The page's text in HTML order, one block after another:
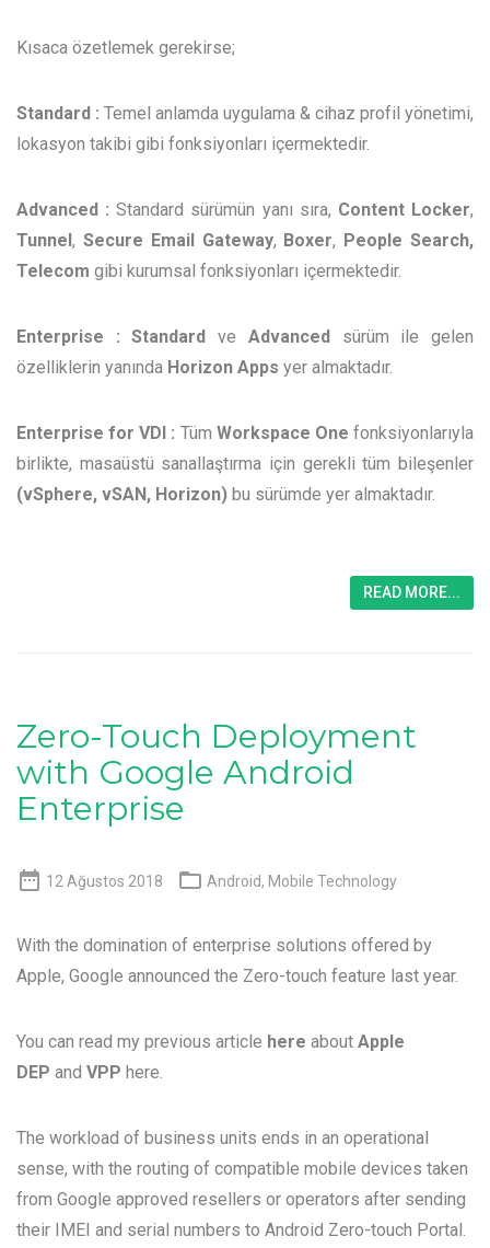
Kısaca özetlemek gerekirse;
Standard : Temel anlamda uygulama & cihaz profil yönetimi,
lokasyon takibi gibi fonksiyonları içermektedir.
Advanced :Standard sürümün yanı sıra, Content Locker,
Tunnel, Secure Email Gateway, Boxer, People Search,
Telecom gibi kurumsal fonksiyonları içermektedir.
Enterprise : Standard ve Advancedsürüm ile gelen
özelliklerin yanında Horizon Apps yer almaktadır.
Enterprise for VDI : Tüm Workspace One fonksiyonlarıyla
birlikte, masaüstü sanallaştırma için gerekli tüm bileşenler
(vSphere, vSAN, Horizon) bu sürümde yer almaktadır.
READ MORE...
Zero-Touch Deployment
with Google Android
Enterprise
 12 Ağustos 2018  Android, Mobile Technology
With the domination of enterprise solutions offered by
Apple, Google announced the Zero-touch feature last year.
You can read my previous article here about Apple
DEP and VPP here.
The workload of business units ends in an operational
sense, with the routing of compatible mobile devices taken
from Google approved resellers or operators after sending
their IMEI and serial numbers to Android Zero-touch Portal.